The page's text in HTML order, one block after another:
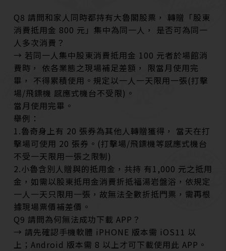
Q8 請問和家人同時都持有大魯閣股票， 轉贈「股東
消費抵用金 800 元」集中為同一人， 是否可為同一
人多次消費？
→ 若同一人集中股東消費抵用金 100 元者於場館消
費時， 依各業態之現場補足差額， 限當月使用完
畢， 不得累積使用。規定以一人一天限用一張(打擊
場/飛鏢機 感應式機台不受限)。
當月使用完畢。
舉例：
1.魯奇身上有 20 張券為其他人轉贈獲得， 當天在打
擊場可使用 20 張券。(打擊場/飛鏢機等感應式機台
不受一天限用一張之限制)
2.小魯含別人贈與的抵用金，共持 有1,000 元之抵用
金，如需以股東抵用金消費折抵福湯岩盤浴，依規定
一人一天只限用一張，故無法全數折抵門票，需再根
據現場票價補差價。
Q9 請問為何無法成功下載 APP？
→ 請先確認手機軟體 iPHONE 版本需 iOS11 以
上；Android 版本需 8 以上才可下載使用此 APP。